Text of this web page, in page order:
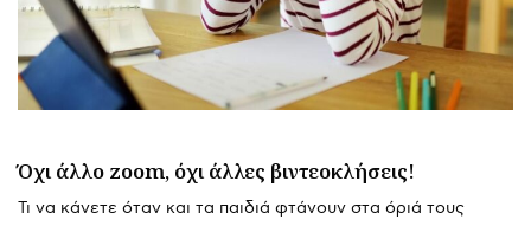
Όχι άλλο zoom, όχι άλλες βιντεοκλήσεις!
Τι να κάνετε όταν και τα παιδιά φτάνουν στα όριά τους